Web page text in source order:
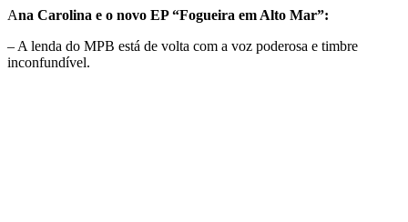
Ana Carolina e o novo EP “Fogueira em Alto Mar”:
– A lenda do MPB está de volta com a voz poderosa e timbre
inconfundível.